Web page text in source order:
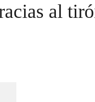
al